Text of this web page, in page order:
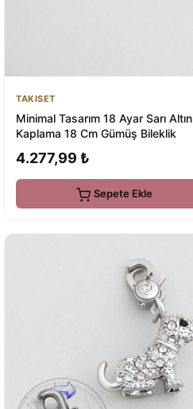
TAKISET
Minimal Tasarım 18 Ayar Sarı Altın
Kaplama 18 Cm Gümüş Bileklik
4.277,99 ₺
Sepete Ekle